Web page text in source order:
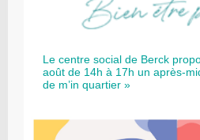
Le centre social de Berck
août de 14h à 17h un après-
de m’in quartier »